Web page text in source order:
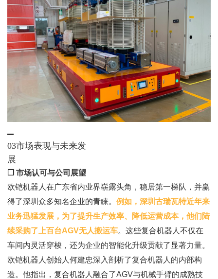
03市场表现与未来发
展
❒ 市场认可与公司展望
欧铠机器人在广东省内业界崭露头角，稳居第一梯队，并赢
得了深圳众多知名企业的青睐。 例如，深圳古瑞瓦特近年来
业务迅猛发展，为了提升生产效率、降低运营成本，他们陆
续采购了上百台AGV无人搬运车。这些复合机器人不仅在
车间内灵活穿梭，还为企业的智能化升级贡献了显著力量。
欧铠机器人创始人何建忠深入剖析了复合机器人的内部构
造。他指出，复合机器人融合了AGV与机械手臂的成熟技